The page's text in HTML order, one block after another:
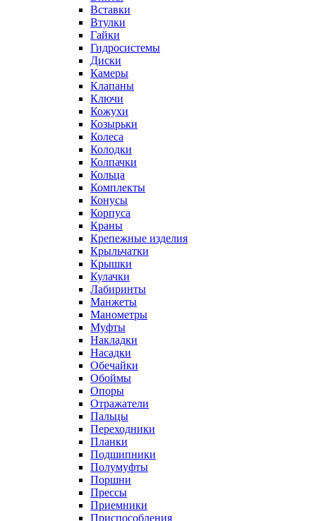
Вставки
Втулки
Гайки
Гидросистемы
Диски
Камеры
Клапаны
Ключи
Кожухи
Козырьки
Колеса
Колодки
Колпачки
Кольца
Комплекты
Конусы
Корпуса
Краны
Крепежные изделия
Крыльчатки
Крышки
Кулачки
Лабиринты
Манжеты
Манометры
Муфты
Накладки
Насадки
Обечайки
Обоймы
Опоры
Отражатели
Пальцы
Переходники
Планки
Подшипники
Полумуфты
Поршни
Прессы
Приемники
Приспособления